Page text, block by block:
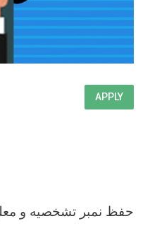
APPLY
حفظ نمبر تشخصیه و